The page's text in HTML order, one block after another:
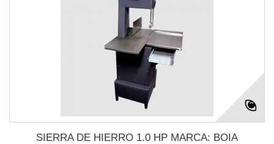
SIERRA DE HIERRO 1.0 HP MARCA: BOIA